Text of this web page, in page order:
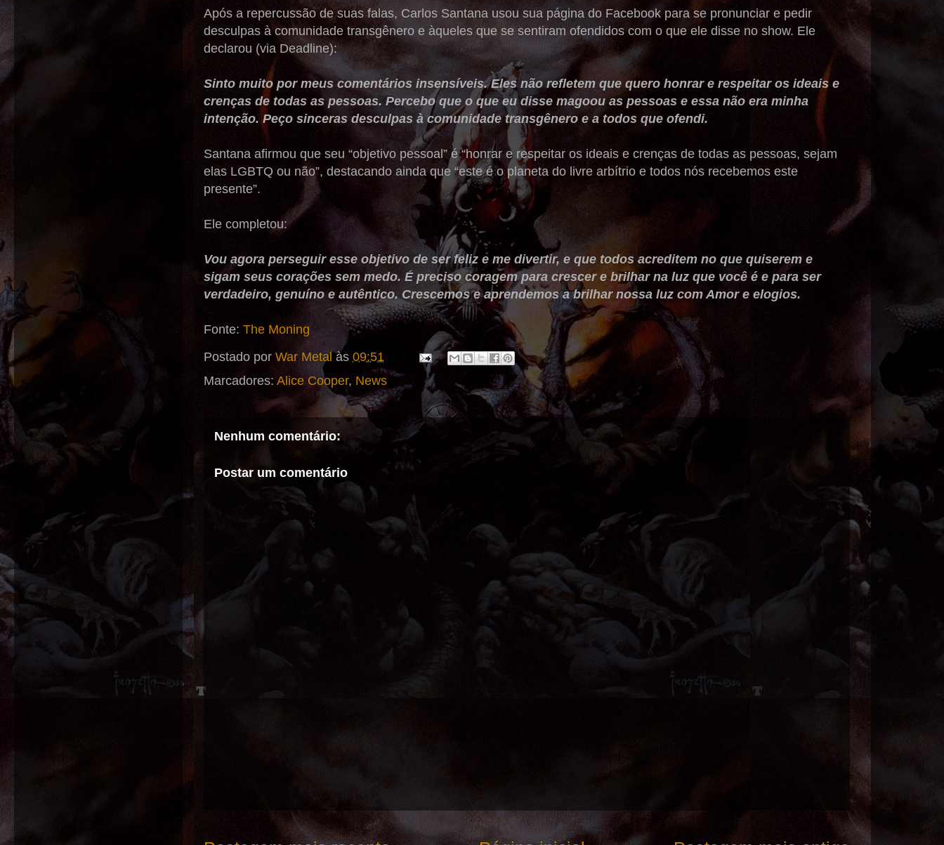
Após a repercussão de suas falas, Carlos Santana usou sua página do Facebook para se pronunciar e pedir
desculpas à comunidade transgênero e àqueles que se sentiram ofendidos com o que ele disse no show. Ele
declarou (via Deadline):
Sinto muito por meus comentários insensíveis. Eles não refletem que quero honrar e respeitar os ideais e
crenças de todas as pessoas. Percebo que o que eu disse magoou as pessoas e essa não era minha
intenção. Peço sinceras desculpas à comunidade transgênero e a todos que ofendi.
Santana afirmou que seu “objetivo pessoal” é “honrar e respeitar os ideais e crenças de todas as pessoas, sejam
elas LGBTQ ou não”, destacando ainda que “este é o planeta do livre arbítrio e todos nós recebemos este
presente”.
Ele completou:
Vou agora perseguir esse objetivo de ser feliz e me divertir, e que todos acreditem no que quiserem e
sigam seus corações sem medo. É preciso coragem para crescer e brilhar na luz que você é e para ser
verdadeiro, genuíno e autêntico. Crescemos e aprendemos a brilhar nossa luz com Amor e elogios.
Fonte: The Moning
Postado por War Metal às 09:51
Marcadores: Alice Cooper, News
Nenhum comentário:
Postar um comentário